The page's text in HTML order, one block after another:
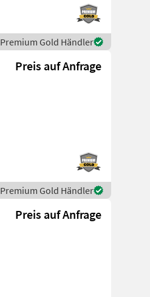
Premium Gold Händler
Preis auf Anfrage
Premium Gold Händler
Preis auf Anfrage